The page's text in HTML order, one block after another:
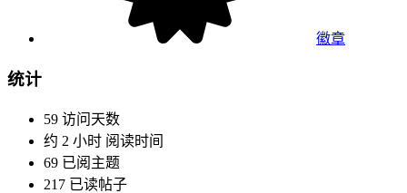
徽章
统计
59 访问天数
约 2 小时 阅读时间
69 已阅主题
217 已读帖子